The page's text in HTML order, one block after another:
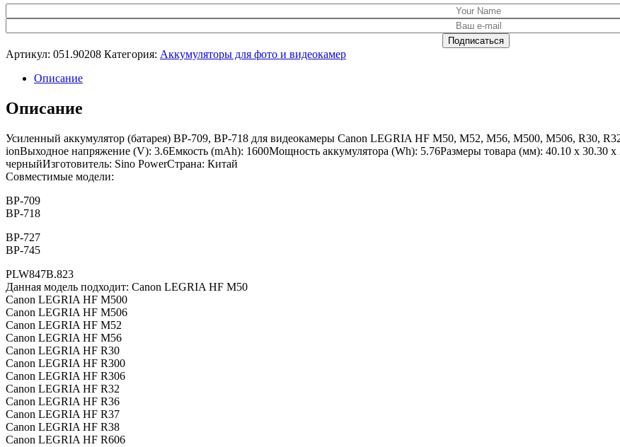
Артикул: 051.90208 Категория: Аккумуляторы для фото и видеокамер
Описание
Описание
Усиленный аккумулятор (батарея) BP-709, BP-718 для видеокамеры Canon LEGRIA HF M50, M52, M56, M500, M506, R30,
ionВыходное напряжение (V): 3.6Емкость (mAh): 1600Мощность аккумулятора (Wh): 5.76Размеры товара (мм): 40.10 x 30.30
черныйИзготовитель: Sino PowerСтрана: Китай
Совместимые модели:
BP-709
BP-718
BP-727
BP-745
PLW847B.823
Данная модель подходит: Canon LEGRIA HF M50
Canon LEGRIA HF M500
Canon LEGRIA HF M506
Canon LEGRIA HF M52
Canon LEGRIA HF M56
Canon LEGRIA HF R30
Canon LEGRIA HF R300
Canon LEGRIA HF R306
Canon LEGRIA HF R32
Canon LEGRIA HF R36
Canon LEGRIA HF R37
Canon LEGRIA HF R38
Canon LEGRIA HF R606